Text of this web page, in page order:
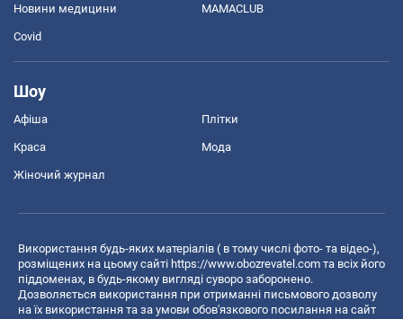
Новини медицини MAMACLUB
Covid
Шоу
Афіша Плітки
Краса Мода
Жіночий журнал
Використання будь-яких матеріалів ( в тому числі фото- та відео-),
розміщених на цьому сайті https://www.obozrevatel.com та всіх його
піддоменах, в будь-якому вигляді суворо заборонено.
Дозволяється використання при отриманні письмового дозволу
на їх використання та за умови обов'язкового посилання на сайт